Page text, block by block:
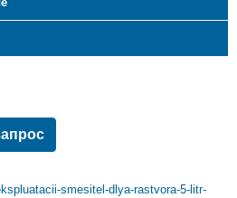
smesitel-dlya-rastvora-5-litr-